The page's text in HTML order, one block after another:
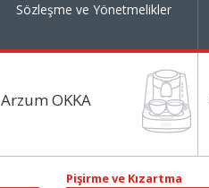
Sözleşme ve Yönetmelikler
Arzum OKKA
Pişirme ve Kızartma